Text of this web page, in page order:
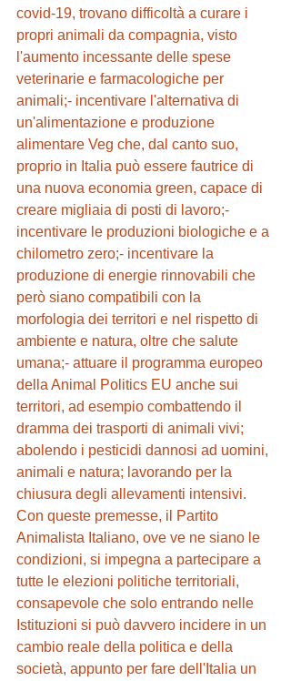
covid-19, trovano difficoltà a curare i
propri animali da compagnia, visto
l'aumento incessante delle spese
veterinarie e farmacologiche per
animali;- incentivare l'alternativa di
un'alimentazione e produzione
alimentare Veg che, dal canto suo,
proprio in Italia può essere fautrice di
una nuova economia green, capace di
creare migliaia di posti di lavoro;-
incentivare le produzioni biologiche e a
chilometro zero;- incentivare la
produzione di energie rinnovabili che
però siano compatibili con la
morfologia dei territori e nel rispetto di
ambiente e natura, oltre che salute
umana;- attuare il programma europeo
della Animal Politics EU anche sui
territori, ad esempio combattendo il
dramma dei trasporti di animali vivi;
abolendo i pesticidi dannosi ad uomini,
animali e natura; lavorando per la
chiusura degli allevamenti intensivi.
Con queste premesse, il Partito
Animalista Italiano, ove ve ne siano le
condizioni, si impegna a partecipare a
tutte le elezioni politiche territoriali,
consapevole che solo entrando nelle
Istituzioni si può davvero incidere in un
cambio reale della politica e della
società, appunto per fare dell'Italia un